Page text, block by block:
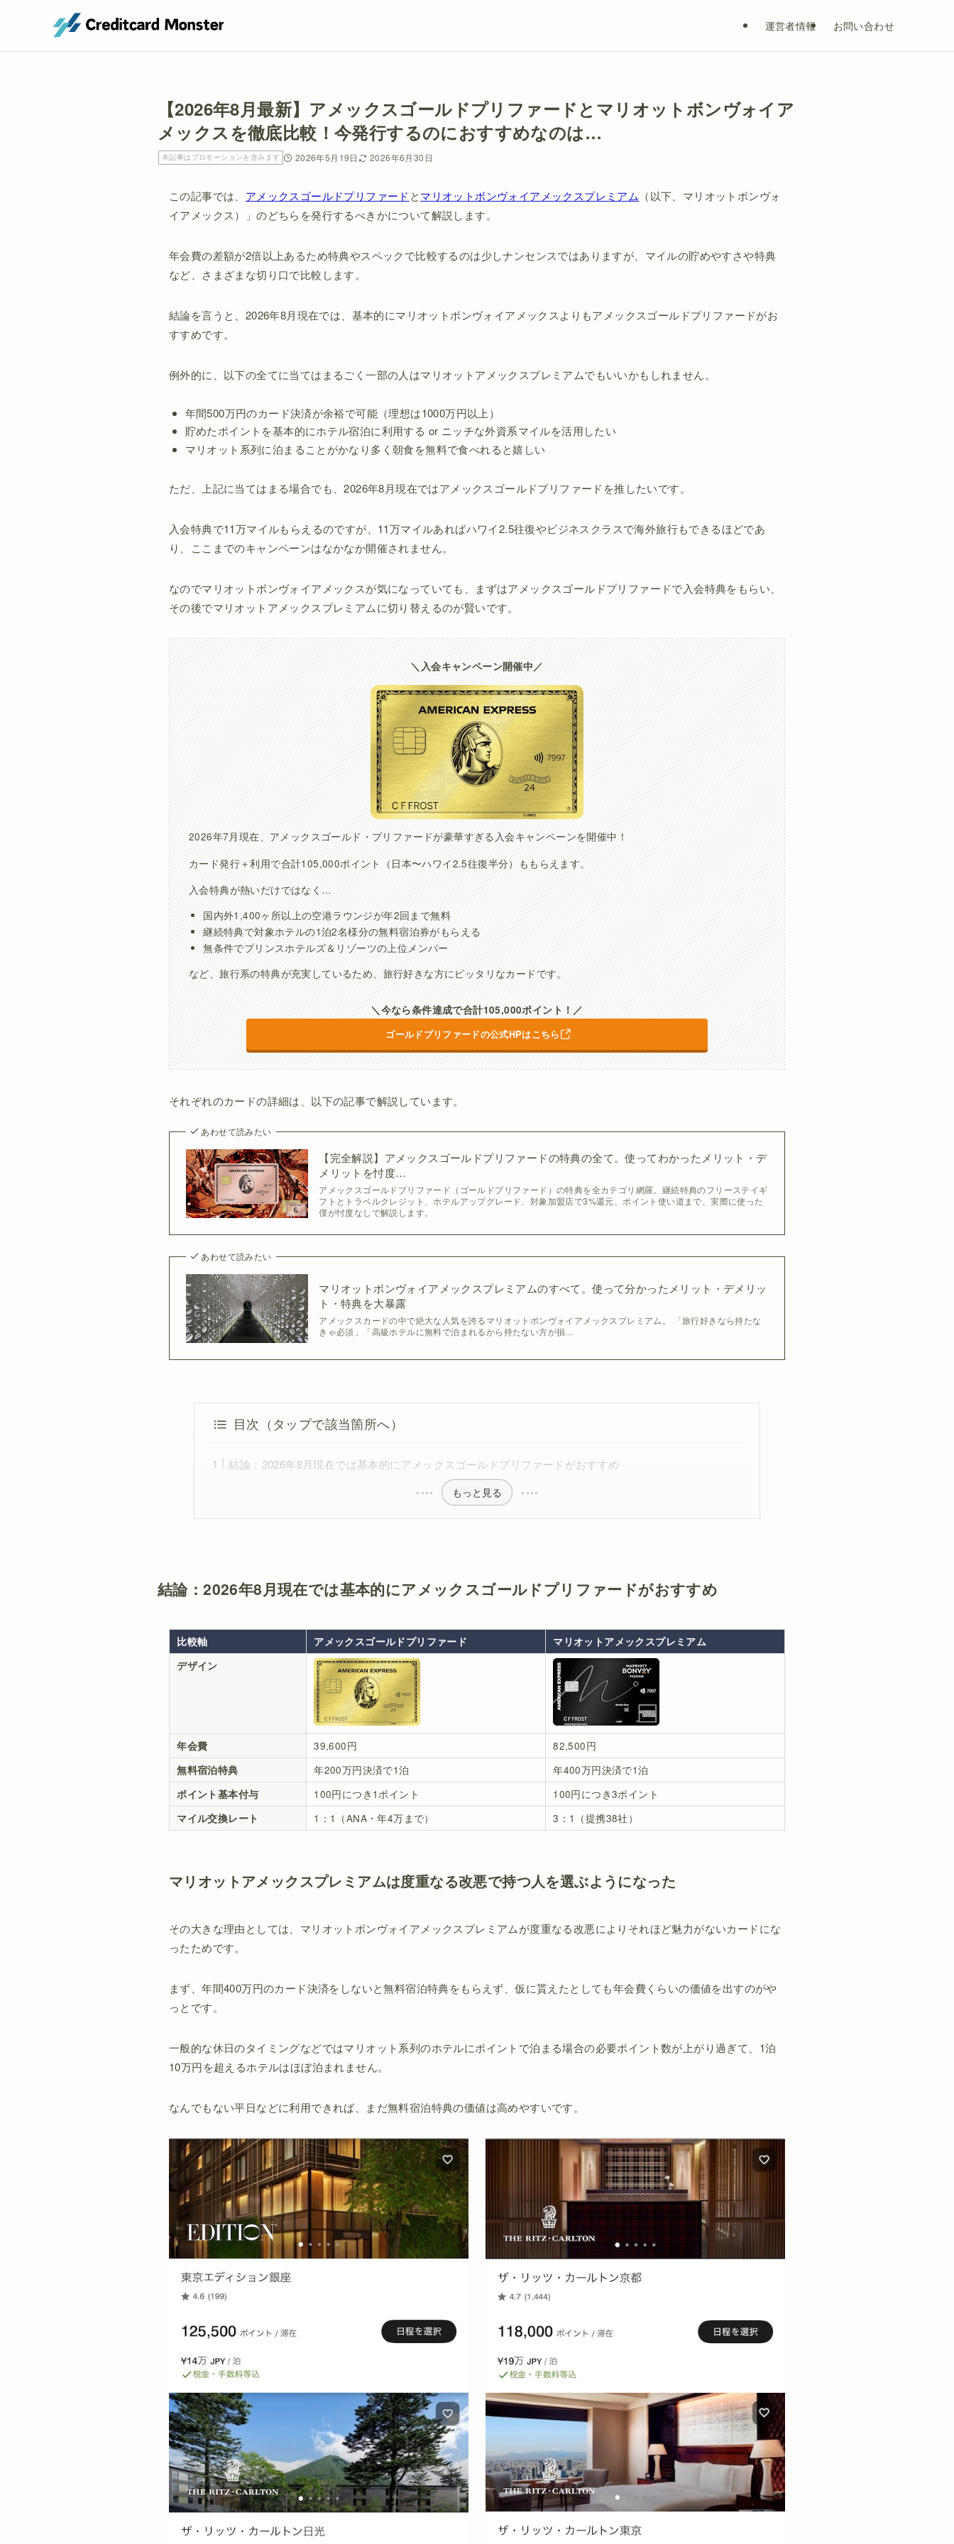
運営者情報 お問い合わせ
【2026年8月最新】アメックスゴールドプリファードとマリオットボンヴォイア
メックスを徹底比較！今発行するのにおすすめなのは…
本記事はプロモーションを含みます 2026年5月19日 2026年6月30日
この記事では、 アメックスゴールドプリファード とマリオットボンヴォイアメックスプレミアム （以下、マリオットボンヴォ
イアメックス）」のどちらを発行するべきかについて解説します。
年会費の差額が2倍以上あるため特典やスペックで比較するのは少しナンセンスではありますが、マイルの貯めやすさや特典
など、さまざまな切り口で比較します。
結論を言うと、2026年8月現在では、基本的にマリオットボンヴォイアメックスよりもアメックスゴールドプリファードがお
すすめです。
例外的に、以下の全てに当てはまるごく一部の人はマリオットアメックスプレミアムでもいいかもしれません。
年間500万円のカード決済が余裕で可能（理想は1000万円以上）
貯めたポイントを基本的にホテル宿泊に利用する or ニッチな外資系マイルを活用したい
マリオット系列に泊まることがかなり多く朝食を無料で食べれると嬉しい
ただ、上記に当てはまる場合でも、2026年8月現在ではアメックスゴールドプリファードを推したいです。
入会特典で11万マイルもらえるのですが、11万マイルあればハワイ2.5往復やビジネスクラスで海外旅行もできるほどであ
り、ここまでのキャンペーンはなかなか開催されません。
なのでマリオットボンヴォイアメックスが気になっていても、まずはアメックスゴールドプリファードで入会特典をもらい、
その後でマリオットアメックスプレミアムに切り替えるのが賢いです。
＼入会キャンペーン開催中／
2026年7月現在、アメックスゴールド・プリファードが豪華すぎる入会キャンペーンを開催中！
カード発行＋利用で合計105,000ポイント（日本〜ハワイ2.5往復半分）ももらえます。
入会特典が熱いだけではなく…
国内外1,400ヶ所以上の空港ラウンジが年2回まで無料
継続特典で対象ホテルの1泊2名様分の無料宿泊券がもらえる
無条件でプリンスホテルズ＆リゾーツの上位メンバー
など、旅行系の特典が充実しているため、旅行好きな方にピッタリなカードです。
＼今なら条件達成で合計105,000ポイント！／
ゴールドプリファードの公式HPはこちら
それぞれのカードの詳細は、以下の記事で解説しています。
あわせて読みたい
【完全解説】アメックスゴールドプリファードの特典の全て。使ってわかったメリット・デ
メリットを忖度…
アメックスゴールドプリファード（ゴールドプリファード）の特典を全カテゴリ網羅。継続特典のフリーステイギ
フトとトラベルクレジット、ホテルアップグレード、対象加盟店で3%還元、ポイント使い道まで、実際に使った
僕が忖度なしで解説します。
あわせて読みたい
マリオットボンヴォイアメックスプレミアムのすべて。使って分かったメリット・デメリッ
ト・特典を大暴露
アメックスカードの中で絶大な人気を誇るマリオットボンヴォイアメックスプレミアム。 「旅行好きなら持たな
きゃ必須」「高級ホテルに無料で泊まれるから持たない方が損…
目次（タップで該当箇所へ）
結論：2026年8月現在では基本的にアメックスゴールドプリファードがおすすめ
もっと見る
結論：2026年8月現在では基本的にアメックスゴールドプリファードがおすすめ
比較軸 アメックスゴールドプリファード
マリオットアメックスプレミアム
デザイン
年会費 39,600円
82,500円
無料宿泊特典
年200万円決済で1泊
年400万円決済で1泊
ポイント基本付与
100円につき1ポイント
100円につき3ポイント
マイル交換レート
1：1（ANA・年4万まで） 3：1（提携38社）
マリオットアメックスプレミアムは度重なる改悪で持つ人を選ぶようになった
その大きな理由としては、マリオットボンヴォイアメックスプレミアムが度重なる改悪によりそれほど魅力がないカードにな
ったためです。
まず、年間400万円のカード決済をしないと無料宿泊特典をもらえず、仮に貰えたとしても年会費くらいの価値を出すのがや
っとです。
一般的な休日のタイミングなどではマリオット系列のホテルにポイントで泊まる場合の必要ポイント数が上がり過ぎて、1泊
10万円を超えるホテルはほぼ泊まれません。
なんでもない平日などに利用できれば、まだ無料宿泊特典の価値は高めやすいです。